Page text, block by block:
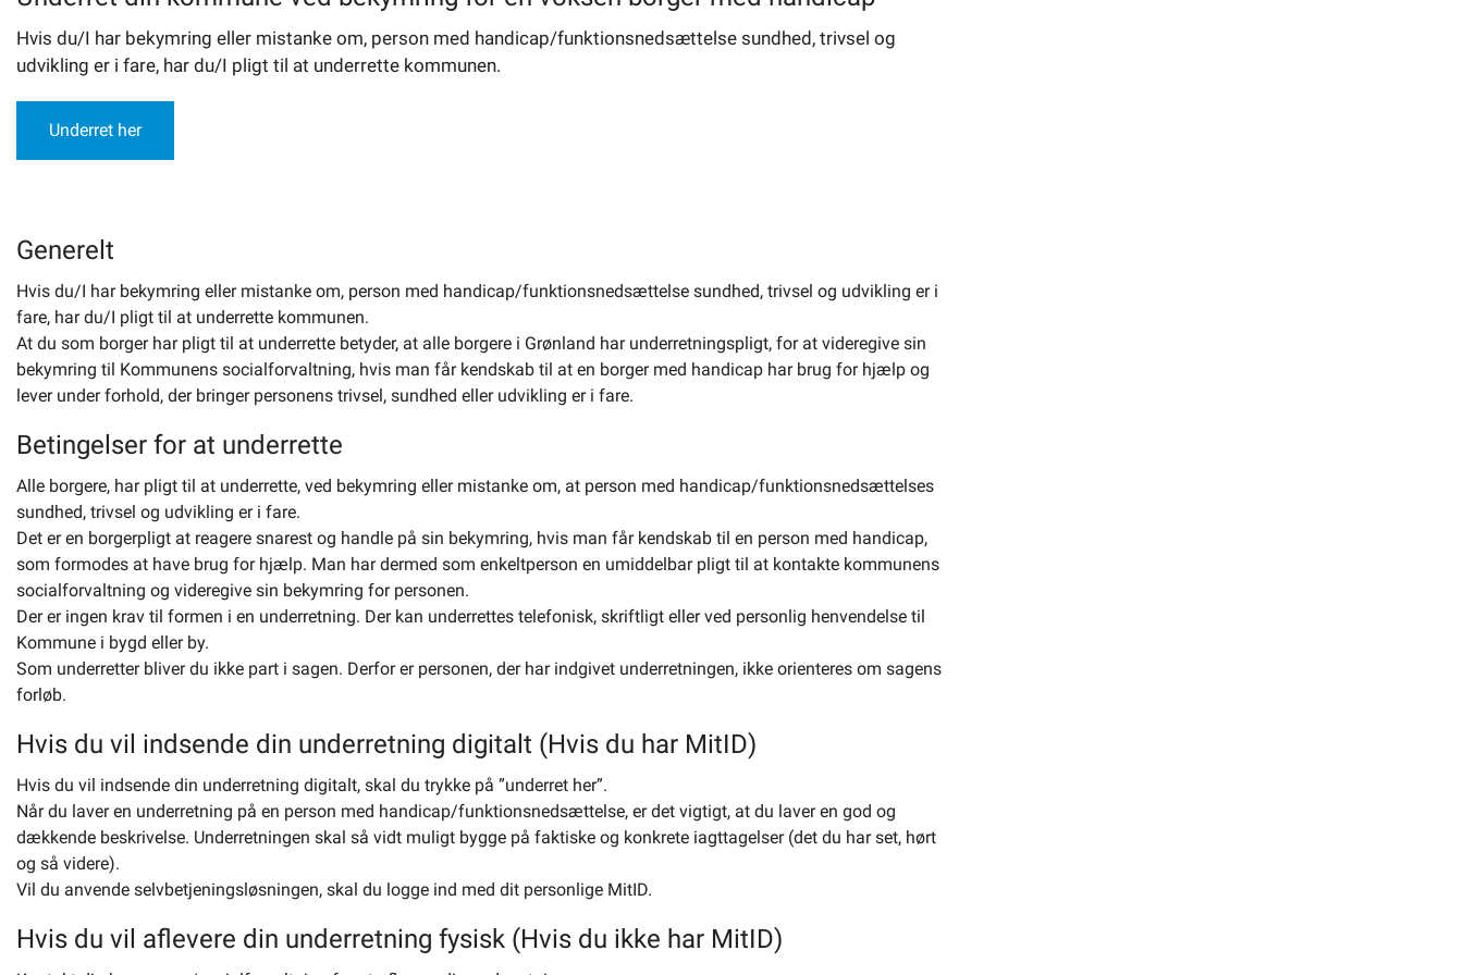
Hvis du/I har bekymring eller mistanke om, person med handicap/funktionsnedsættelse sundhed, trivsel og
udvikling er i fare, har du/I pligt til at underrette kommunen.
Underret her
Generelt
Hvis du/I har bekymring eller mistanke om, person med handicap/funktionsnedsættelse sundhed, trivsel og udvikling er i
fare, har du/I pligt til at underrette kommunen.
At du som borger har pligt til at underrette betyder, at alle borgere i Grønland har underretningspligt, for at videregive sin
bekymring til Kommunens socialforvaltning, hvis man får kendskab til at en borger med handicap har brug for hjælp og
lever under forhold, der bringer personens trivsel, sundhed eller udvikling er i fare.
Betingelser for at underrette
Alle borgere, har pligt til at underrette, ved bekymring eller mistanke om, at person med handicap/funktionsnedsættelses
sundhed, trivsel og udvikling er i fare.
Det er en borgerpligt at reagere snarest og handle på sin bekymring, hvis man får kendskab til en person med handicap,
som formodes at have brug for hjælp. Man har dermed som enkeltperson en umiddelbar pligt til at kontakte kommunens
socialforvaltning og videregive sin bekymring for personen.
Der er ingen krav til formen i en underretning. Der kan underrettes telefonisk, skriftligt eller ved personlig henvendelse til
Kommune i bygd eller by.
Som underretter bliver du ikke part i sagen. Derfor er personen, der har indgivet underretningen, ikke orienteres om sagens
forløb.
Hvis du vil indsende din underretning digitalt (Hvis du har MitID)
Hvis du vil indsende din underretning digitalt, skal du trykke på ”underret her”.
Når du laver en underretning på en person med handicap/funktionsnedsættelse, er det vigtigt, at du laver en god og
dækkende beskrivelse. Underretningen skal så vidt muligt bygge på faktiske og konkrete iagttagelser (det du har set, hørt
og så videre).
Vil du anvende selvbetjeningsløsningen, skal du logge ind med dit personlige MitID.
Hvis du vil aflevere din underretning fysisk (Hvis du ikke har MitID)